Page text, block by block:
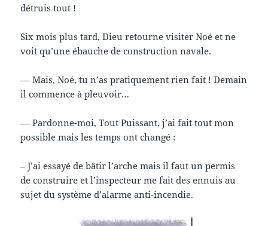
détruis tout !
Six mois plus tard, Dieu retourne visiter Noé et ne
voit qu’une ébauche de construction navale.
–– Mais, Noé, tu n’as pratiquement rien fait ! Demain
il commence à pleuvoir…
–– Pardonne-moi, Tout Puissant, j’ai fait tout mon
possible mais les temps ont changé :
– J’ai essayé de bâtir l’arche mais il faut un permis
de construire et l’inspecteur me fait des ennuis au
sujet du système d’alarme anti-incendie.